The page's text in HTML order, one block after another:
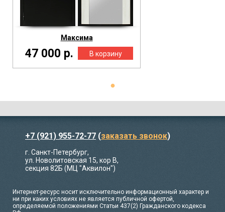
Максима
47 000 р.
+7 (921) 955-72-77 (заказать звонок)
г. Санкт-Петербург,
ул. Новолитовская 15, кор В,
секция 82Б (МЦ "Аквилон")
Интернет-ресурс носит исключительно информационный характер и
ни при каких условиях не является публичной офертой,
определяемой положениями Статьи 437(2) Гражданского кодекса